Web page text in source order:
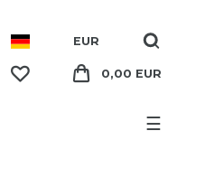
EUR
0,00 EUR
☰